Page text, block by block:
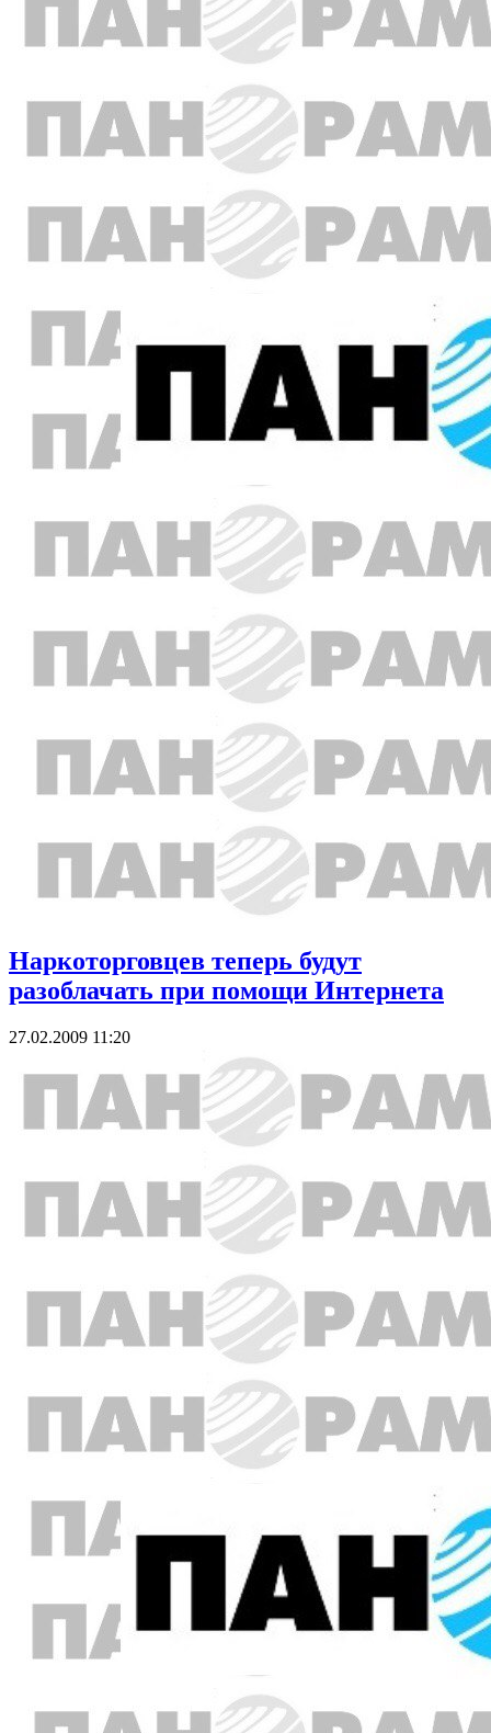
Наркоторговцев теперь будут
разоблачать при помощи Интернета
27.02.2009 11:20